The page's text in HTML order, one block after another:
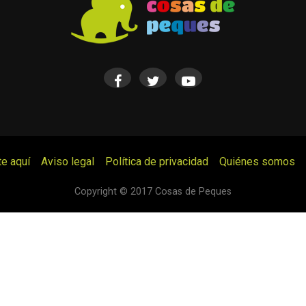
aquí Aviso legal Política de privacidad Quiénes somos
Copyright © 2017 Cosas de Peques